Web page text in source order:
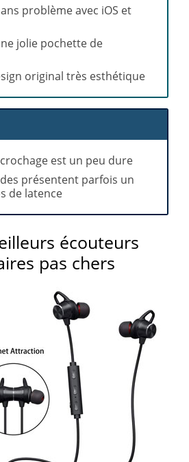
problème avec iOS et
jolie pochette de
original très esthétique
est un peu dure
présentent parfois un
de latence
écouteurs
pas chers